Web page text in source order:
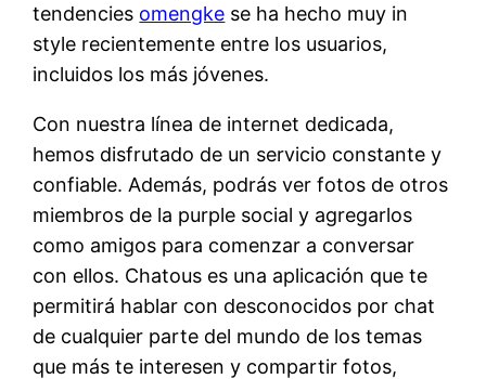
tendencies omengke se ha hecho muy in
style recientemente entre los usuarios,
incluidos los más jóvenes.
Con nuestra línea de internet dedicada,
hemos disfrutado de un servicio constante y
confiable. Además, podrás ver fotos de otros
miembros de la purple social y agregarlos
como amigos para comenzar a conversar
con ellos. Chatous es una aplicación que te
permitirá hablar con desconocidos por chat
de cualquier parte del mundo de los temas
que más te interesen y compartir fotos,